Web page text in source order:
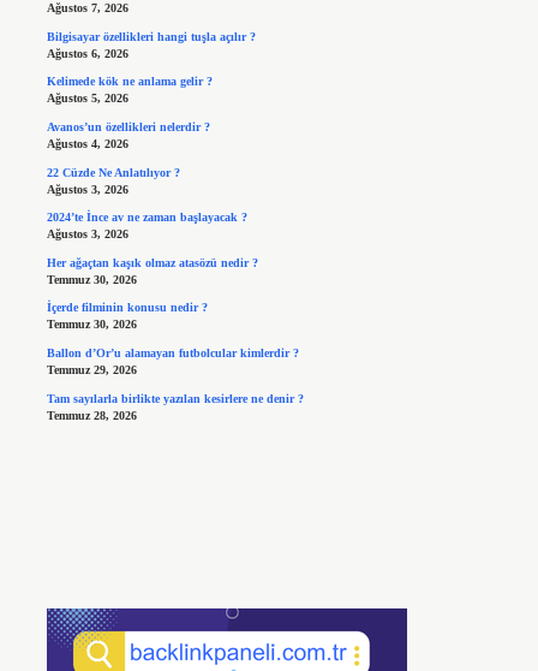
Ağustos 7, 2026
Bilgisayar özellikleri hangi tuşla açılır ?
Ağustos 6, 2026
Kelimede kök ne anlama gelir ?
Ağustos 5, 2026
Avanos’un özellikleri nelerdir ?
Ağustos 4, 2026
22 Cüzde Ne Anlatılıyor ?
Ağustos 3, 2026
2024’te İnce av ne zaman başlayacak ?
Ağustos 3, 2026
Her ağaçtan kaşık olmaz atasözü nedir ?
Temmuz 30, 2026
İçerde filminin konusu nedir ?
Temmuz 30, 2026
Ballon d’Or’u alamayan futbolcular kimlerdir ?
Temmuz 29, 2026
Tam sayılarla birlikte yazılan kesirlere ne denir ?
Temmuz 28, 2026